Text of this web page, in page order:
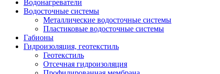
Водонагреватели
Водосточные системы
Металлические водосточные системы
Пластиковые водосточные системы
Габионы
Гидроизоляция, геотекстиль
Геотекстиль
Отсечная гидроизоляция